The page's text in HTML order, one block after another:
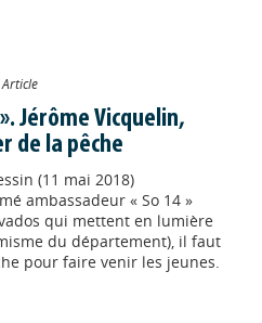
Article
Jérôme Vicquelin,
de la pêche
(11 mai 2018)
ambassadeur « So 14 »
qui mettent en lumière
du département), il faut
pour faire venir les jeunes.